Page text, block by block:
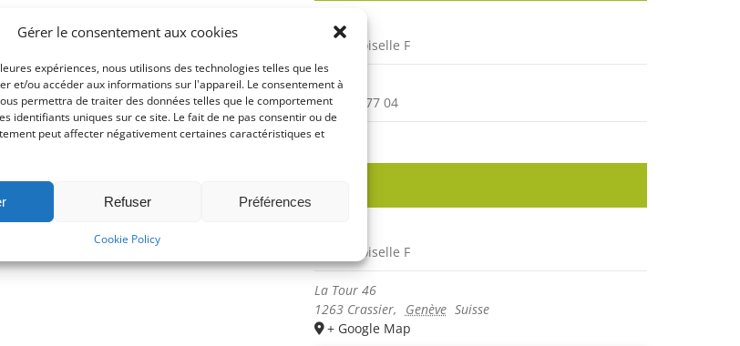
Gérer le consentement aux cookies
expériences, nous utilisons des technologies telles que les
et/ou accéder aux informations sur l'appareil. Le consentement à
permettra de traiter des données telles que le comportement
identifiants uniques sur ce site. Le fait de ne pas consentir ou de
peut affecter négativement certaines caractéristiques et
Refuser Préférences
Cookie Policy
Mademoiselle F
Phone
079 279 77 04
Mademoiselle F
La Tour 46
1263 Crassier, Genève Suisse
+ Google Map